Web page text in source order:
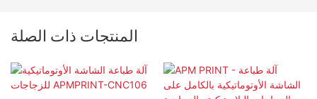
المنتجات ذات الصلة